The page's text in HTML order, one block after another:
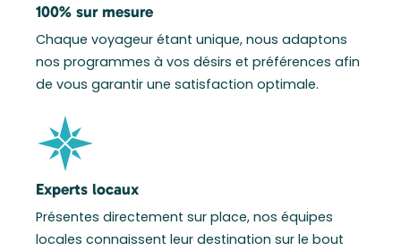
100% sur mesure
Chaque voyageur étant unique, nous adaptons
nos programmes à vos désirs et préférences afin
de vous garantir une satisfaction optimale.
Experts locaux
Présentes directement sur place, nos équipes
locales connaissent leur destination sur le bout